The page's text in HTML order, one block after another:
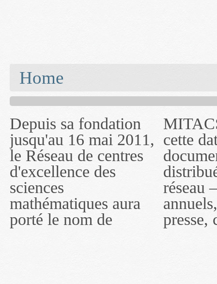
Home
Depuis sa fondation
jusqu'au 16 mai 2011,
le Réseau de centres
d'excellence des
sciences
mathématiques aura
porté le nom de
MITACS inc. Jusqu'à
cette date, les
documents publiés ou
distribués par ce
réseau — rapports
annuels, coupures de
presse, communiqués
— l'auront désigné
sous le nom de
MITACS inc. À
compter du 16 mai
2011, toutefois, le
réseau portera le nom